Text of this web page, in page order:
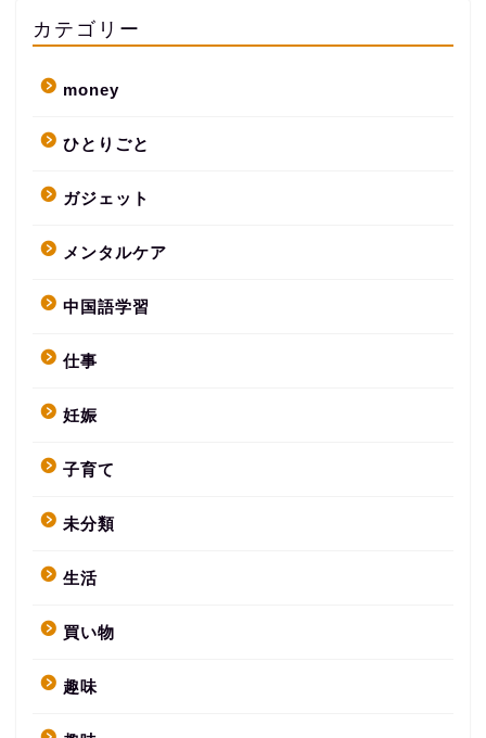
カテゴリー
money
ひとりごと
ガジェット
メンタルケア
中国語学習
仕事
妊娠
子育て
未分類
生活
買い物
趣味